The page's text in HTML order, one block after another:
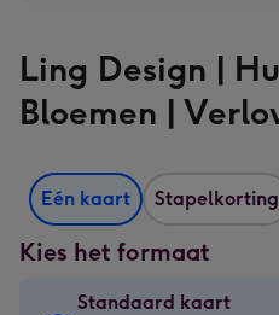
Ling Design |
Bloemen |
Eén kaart Stapelkorting
Kies het formaat
Standaard kaart